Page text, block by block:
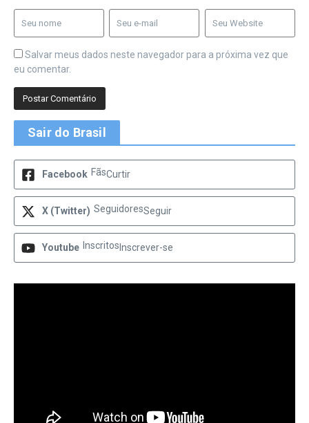
Salvar meus dados neste navegador para a próxima vez que
eu comentar.
Sair do Brasil
Facebook FãsCurtir
X (Twitter) SeguidoresSeguir
Youtube Inscritos Inscrever-se